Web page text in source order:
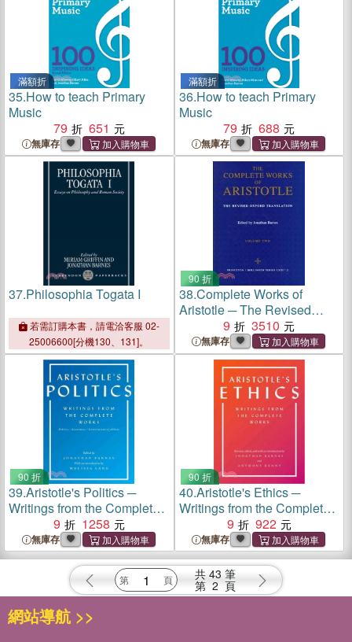
滿額折
35.How to teach Primary
Music
79
651
無庫存
滿額折
36.How to teach Primary
Music
79
688
無庫存
37.Philosophia Togata I
若需訂購本書，請電洽客服 02-
25006600[分機130、131]。
90 折
38.Complete Works of
Aristotle ─ The Revised
Oxford Translation
9 3510
無庫存
90 折
39.Aristotle's Politics ─
Writings from the Complete
Works: Politics - Economics
- Constitution of Athens
9 1258
無庫存
90 折
40.Aristotle's Ethics ─
Writings from the Complete
9 922
無庫存
共 43 筆
第 2 頁
網站導航 >>